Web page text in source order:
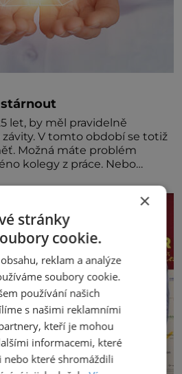
let, by měl pravidelně
V tomto období se totiž
Možná máte problém
kolegy z práce. Nebo
opravdu tak, s věkem jako
×
stránky
cookie.
reklam a analýze
soubory cookie.
používání našich
s našimi reklamními
kteří je mohou
informacemi, které
nebo které shromáždili